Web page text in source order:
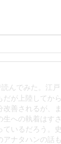
んでみた。江戸
が上陸してから
善されるが、ま
への執着はすさ
ているだろう。史
ナタハンの話も